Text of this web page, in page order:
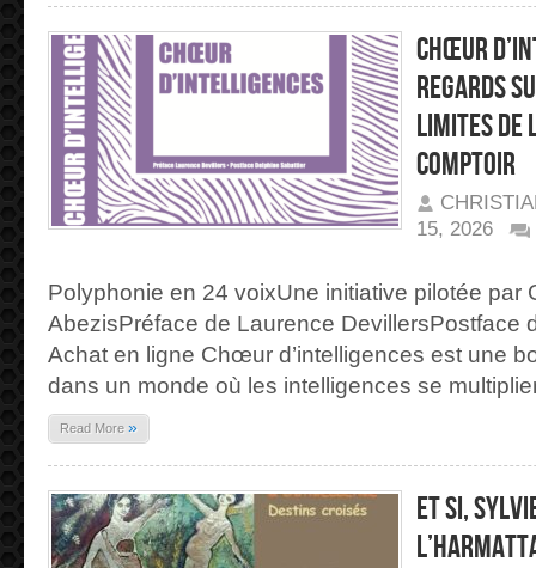
Chœur
regards
limites de
Comptoir
15, 2026
24
REGARDS
SUR
LES
ENJEUX
ET
LIMITES
DU
Polyphonie en 24 voixUne initiative pilotée par
AbezisPréface de Laurence DevillersPostface
Achat en ligne Chœur d’intelligences est une
dans un monde où les intelligences se
Read More »
Et si,